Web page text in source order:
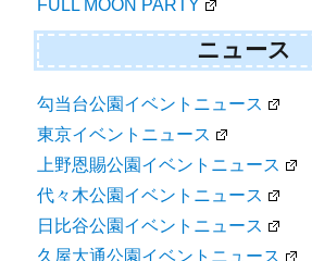
FULL MOON PARTY
ニュース
勾当台公園イベントニュース
東京イベントニュース
上野恩賜公園イベントニュース
代々木公園イベントニュース
日比谷公園イベントニュース
久屋大通公園イベントニュース